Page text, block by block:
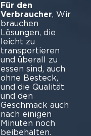
Für den
Verbraucher, Wir
brauchen
Lösungen, die
leicht zu
transportieren
und überall zu
essen sind, auch
ohne Besteck,
und die Qualität
und den
Geschmack auch
nach einigen
Minuten noch
beibehalten.